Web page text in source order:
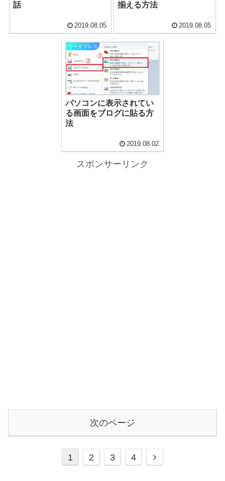
話
2019.08.05
揃える方法
2019.08.05
ワードプレス
パソコンに表示されてい
る画面をブログに貼る方
法
2019.08.02
スポンサーリンク
次のページ
1 2 3 4
次